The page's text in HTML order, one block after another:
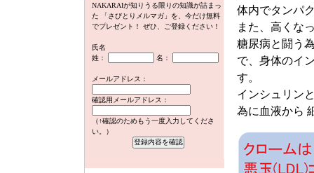
NAKARAIが知りうる限りの知識が詰まっ
た 「さびとりメルマガ」を、今だけ無料
でプレゼント！ ぜひ、ご登録ください！
氏名
姓：
名：
メールアドレス：
確認用メールアドレス：
（↑確認のためもう一度入力してくださ
い。）
体内でタンパ
また、高くな
糖尿病と闘う
で、身体のイ
す。
インシュリン
為に血液から